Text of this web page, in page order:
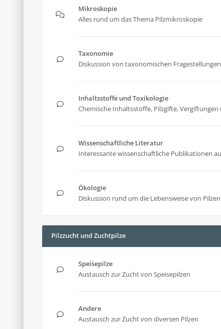
Mikroskopie
Alles rund um das Thema Pilzmikroskopie
Taxonomie
Diskussion von taxonomischen Fragestellungen
Inhaltsstoffe und Toxikologie
Chemische Inhaltsstoffe, Pilzgifte,
Wissenschaftliche Literatur
Interessante wissenschaftliche Publikationen
Ökologie
Diskussion rund um die Lebensweise von Pilzen
Pilzzucht und Zuchtpilze
Speisepilze
Austausch zur Zucht von Speisepilzen
Andere
Austausch zur Zucht von diversen Pilzen